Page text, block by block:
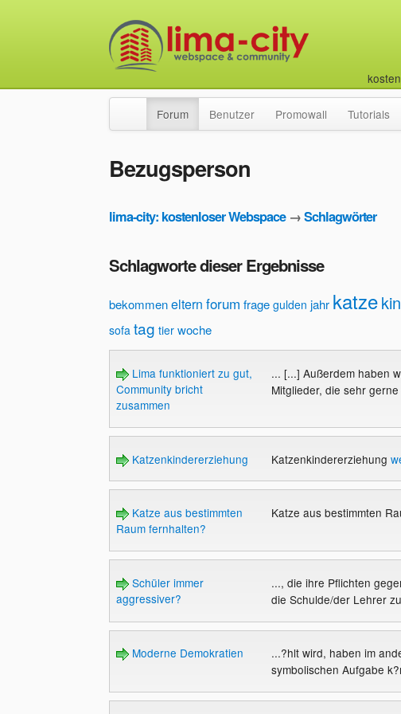
Forum Benutzer Promowall Tutorials
Bezugsperson
lima-city: kostenloser Webspace→Schlagwörter
Schlagworte dieser Ergebnisse
bekommeneltern forum frage gulden jahr katze
sofa tag tier woche
Lima funktioniert zu gut,
Community bricht
zusammen
... [...] Außerdem haben
Mitglieder, die sehr
Katzenkindererziehung Katzenkindererziehung
Katze aus bestimmten
Raum fernhalten?
Katze aus bestimmten
Schüler immer
aggressiver?
..., die ihre Pflichten
die Schulde/der Lehrer
Moderne Demokratien ...?hlt wird, haben im
symbolischen Aufgabe